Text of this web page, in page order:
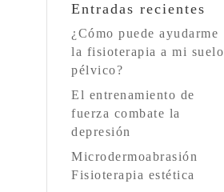
Entradas recientes
¿Cómo puede ayudarme
la fisioterapia a mi suelo
pélvico?
El entrenamiento de
fuerza combate la
depresión
Microdermoabrasión
Fisioterapia estética